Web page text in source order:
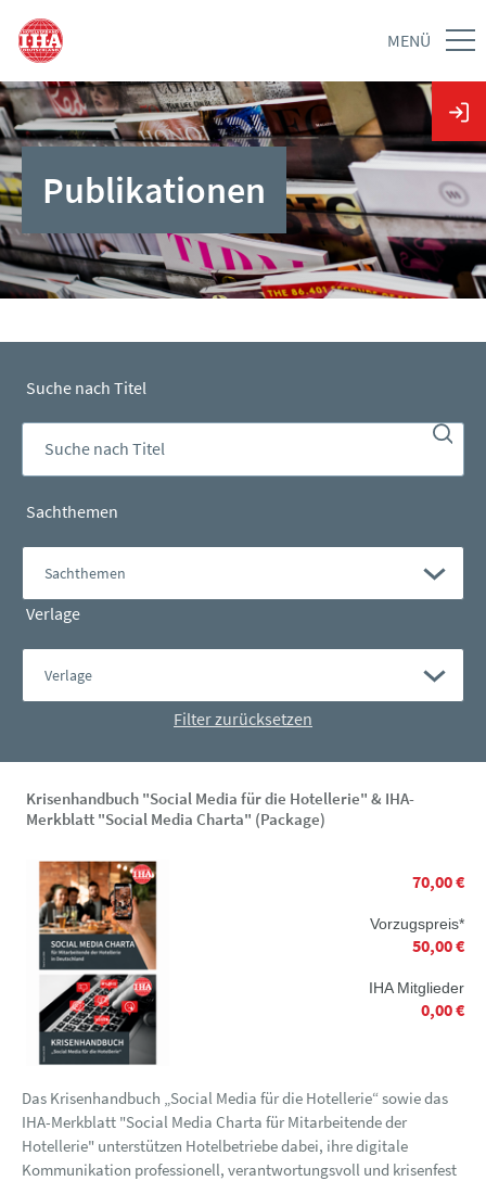
MENÜ
Publikationen
Suche nach Titel
Sachthemen
Verlage
Filter zurücksetzen
Krisenhandbuch "Social Media für die Hotellerie" & IHA-
Merkblatt "Social Media Charta" (Package)
70,00 €
Vorzugspreis*
50,00 €
IHA Mitglieder
0,00 €
Das Krisenhandbuch „Social Media für die Hotellerie“ sowie das
IHA-Merkblatt "Social Media Charta für Mitarbeitende der
Hotellerie" unterstützen Hotelbetriebe dabei, ihre digitale
Kommunikation professionell, verantwortungsvoll und krisenfest